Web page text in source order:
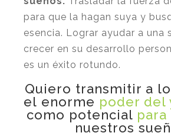
para que la hagan suya y
esencia. Lograr ayudar a una
crecer en su desarrollo
es un éxito rotundo.
Quiero transmitir a
el enorme poder del
como potencial
nuestros